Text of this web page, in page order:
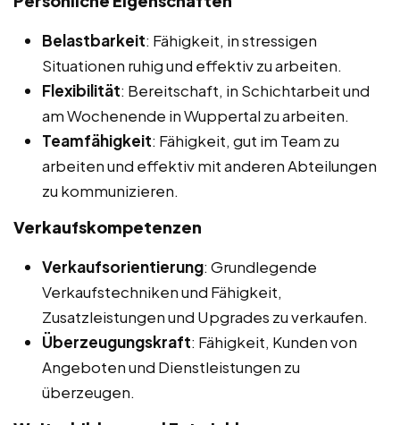
Belastbarkeit: Fähigkeit, in stressigen
Situationen ruhig und effektiv zu arbeiten.
Flexibilität: Bereitschaft, in Schichtarbeit und
am Wochenende in Wuppertal zu arbeiten.
Teamfähigkeit: Fähigkeit, gut im Team zu
arbeiten und effektiv mit anderen Abteilungen
zu kommunizieren.
Verkaufskompetenzen
Verkaufsorientierung: Grundlegende
Verkaufstechniken und Fähigkeit,
Zusatzleistungen und Upgrades zu verkaufen.
Überzeugungskraft: Fähigkeit, Kunden von
Angeboten und Dienstleistungen zu
überzeugen.